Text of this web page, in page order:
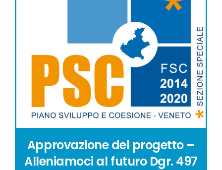
Approvazione del progetto –
Alleniamoci al futuro Dgr. 497